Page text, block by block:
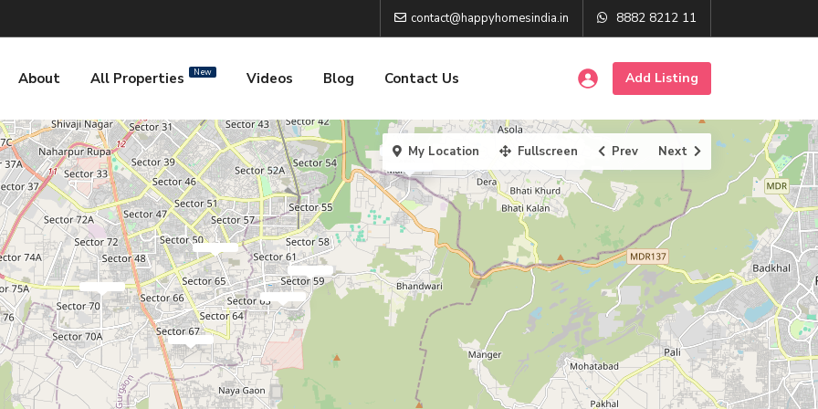
contact@happyhomesindia.in 8882 8212 11
About All Properties New Videos Blog Contact Us Add Listing
My Location Fullscreen Prev Next